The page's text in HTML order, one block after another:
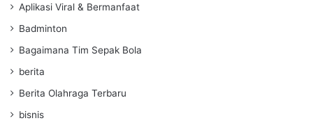
Aplikasi Viral & Bermanfaat
Badminton
Bagaimana Tim Sepak Bola
berita
Berita Olahraga Terbaru
bisnis